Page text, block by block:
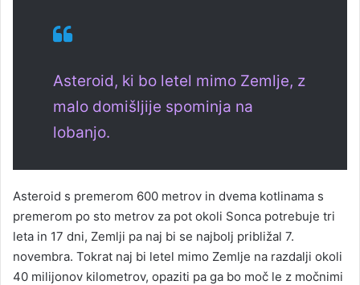
Asteroid, ki bo letel mimo Zemlje, z
malo domišljije spominja na
lobanjo.
Asteroid s premerom 600 metrov in dvema kotlinama s
premerom po sto metrov za pot okoli Sonca potrebuje tri
leta in 17 dni, Zemlji pa naj bi se najbolj približal 7.
novembra. Tokrat naj bi letel mimo Zemlje na razdalji okoli
40 milijonov kilometrov, opaziti pa ga bo moč le z močnimi